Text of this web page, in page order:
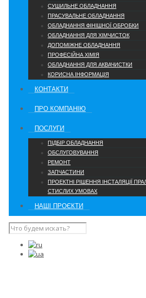
СУШИЛЬНЕ ОБЛАДНАННЯ
ПРАСУВАЛЬНЕ ОБЛАДНАННЯ
ОБЛАДНАННЯ ФІНІШНОЇ ОБРОБКИ
ОБЛАДНАННЯ ДЛЯ ХІМЧИСТОК
ДОПОМІЖНЕ ОБЛАДНАННЯ
ПРОФЕСІЙНА ХІМІЯ
ОБЛАДНАННЯ ДЛЯ АКВАЧИСТКИ
КОРИСНА ІНФОРМАЦІЯ
КОНТАКТИ
ПРО КОМПАНІЮ
ПОСЛУГИ
ПІДБІР ОБЛАДНАННЯ
ОБСЛУГОВУВАННЯ
РЕМОНТ
ЗАПЧАСТИНИ
ПРОЕКТНІ РІШЕННЯ ІНСТАЛЯЦІЇ
СТИСЛИХ УМОВАХ
НАШІ ПРОЄКТИ